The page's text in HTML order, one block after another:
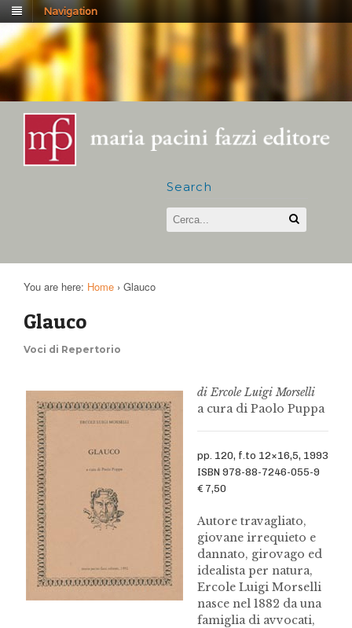
Navigation
Search
You are here: Home › Glauco
Glauco
Voci di Repertorio
di Ercole Luigi Morselli
a cura di Paolo Puppa
pp. 120, f.to 12×16,5, 1993
ISBN 978-88-7246-055-9
€ 7,50
Autore travagliato,
giovane irrequieto e
dannato, girovago ed
idealista per natura,
Ercole Luigi Morselli
nasce nel 1882 da una
famiglia di avvocati,